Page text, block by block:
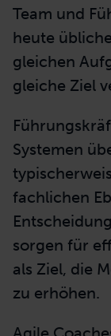
Team und
heute
gleichen
gleiche Ziel
Systemen
fachlichen
sorgen für
als Ziel, die
zu erhöhen.